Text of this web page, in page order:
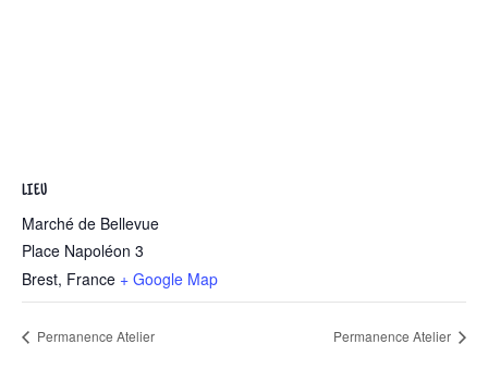
LIEU
Marché de Bellevue
Place Napoléon 3
Brest, France + Google Map
Permanence Atelier Permanence Atelier